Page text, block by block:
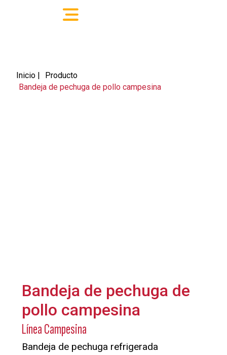
Inicio |
Producto
Bandeja de pechuga de pollo campesina
Bandeja de pechuga de
pollo campesina
Línea Campesina
Bandeja de pechuga refrigerada